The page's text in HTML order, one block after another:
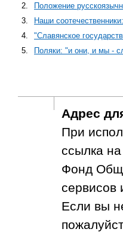
2.
Положение
3.
Наши
4.
"Славянское
5.
Поляки: "и они, и мы -
Адрес
При
ссылка на
Фонд
сервисов
Если вы